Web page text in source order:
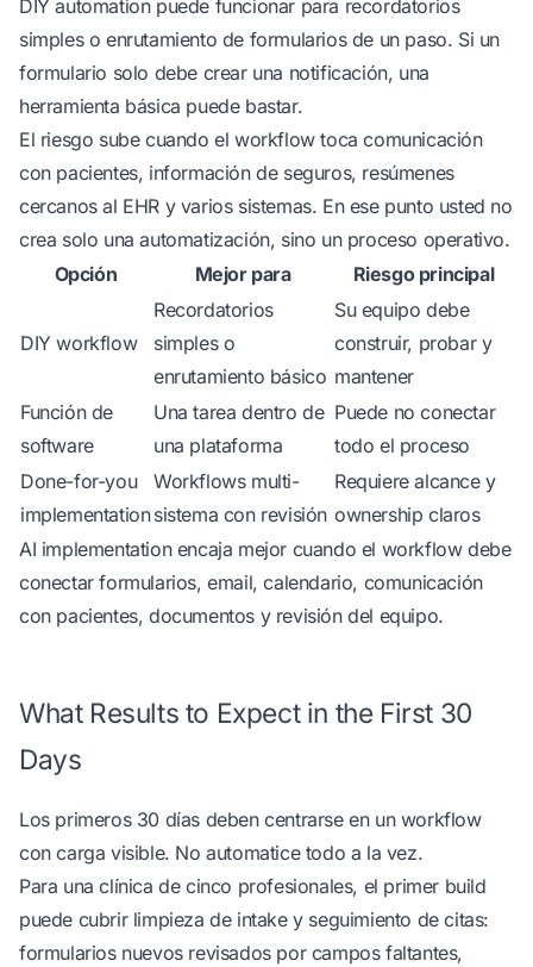
DIY automation puede funcionar para recordatorios
simples o enrutamiento de formularios de un paso. Si un
formulario solo debe crear una notificación, una
herramienta básica puede bastar.
El riesgo sube cuando el workflow toca comunicación
con pacientes, información de seguros, resúmenes
cercanos al EHR y varios sistemas. En ese punto usted no
crea solo una automatización, sino un proceso operativo.
Opción
Mejor para Riesgo principal
DIY workflow
Recordatorios
simples o
enrutamiento básico
Su equipo debe
construir, probar y
mantener
Función de
software
Una tarea dentro de
una plataforma
Puede no conectar
todo el proceso
Done-for-you
implementation
Workflows multi-
sistema con revisión
Requiere alcance y
ownership claros
AI implementationencaja mejor cuando el workflow debe
conectar formularios, email, calendario, comunicación
con pacientes, documentos y revisión del equipo.
What Results to Expect in the First 30
Days
Los primeros 30 días deben centrarse en un workflow
con carga visible. No automatice todo a la vez.
Para una clínica de cinco profesionales, el primer build
puede cubrir limpieza de intake y seguimiento de citas:
formularios nuevos revisados por campos faltantes,